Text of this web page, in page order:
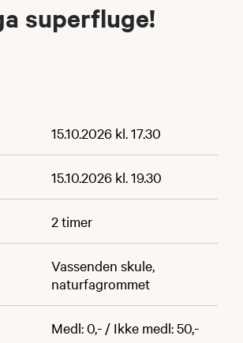
superfluge!
15.10.2026 kl. 17.30
15.10.2026 kl. 19.30
2 timer
Vassenden skule,
naturfagrommet
Medl: 0,- / Ikke medl: 50,-